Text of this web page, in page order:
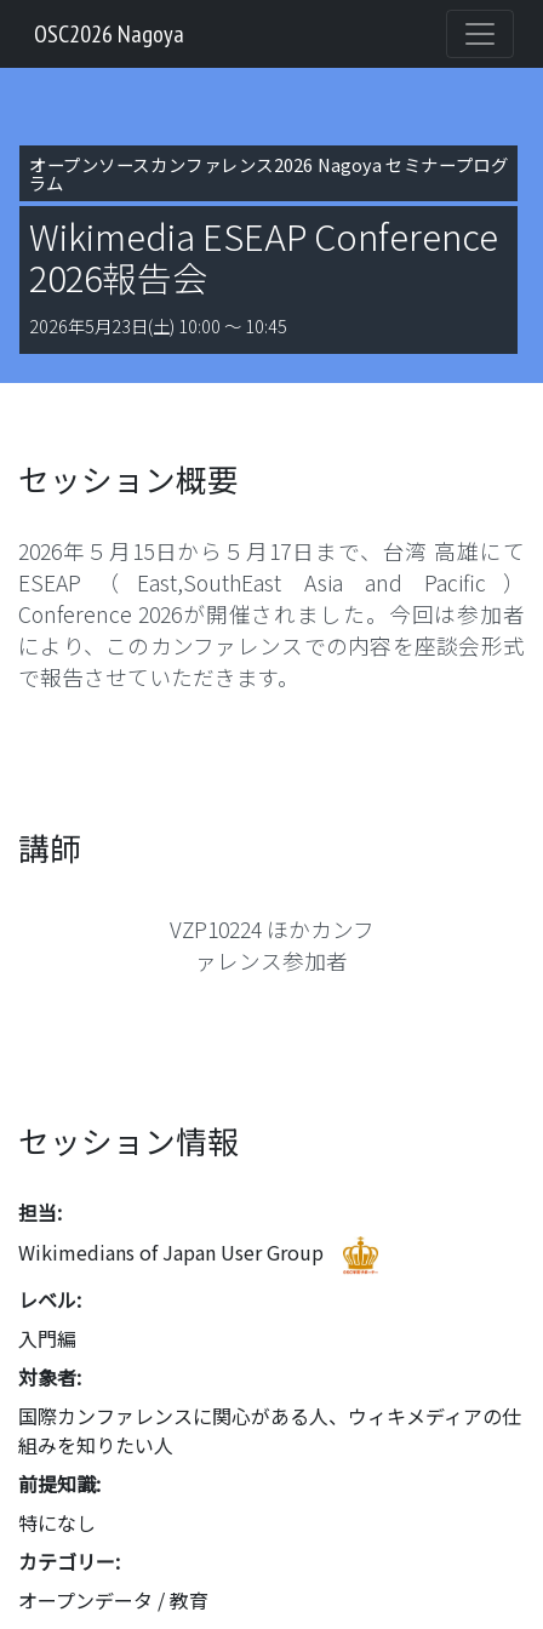
OSC2026 Nagoya
オープンソースカンファレンス2026 Nagoya セミナープログ
ラム
Wikimedia ESEAP Conference
2026報告会
2026年5月23日(土) 10:00 〜 10:45
セッション概要
2026年５月15日から５月17日まで、台湾 高雄にて
ESEAP（East,SouthEast Asia and Pacific）
Conference 2026が開催されました。今回は参加者
により、このカンファレンスでの内容を座談会形式
で報告させていただきます。
講師
VZP10224 ほかカンフ
ァレンス参加者
セッション情報
担当:
Wikimedians of Japan User Group
レベル:
入門編
対象者:
国際カンファレンスに関心がある人、ウィキメディアの仕
組みを知りたい人
前提知識:
特になし
カテゴリー:
オープンデータ / 教育